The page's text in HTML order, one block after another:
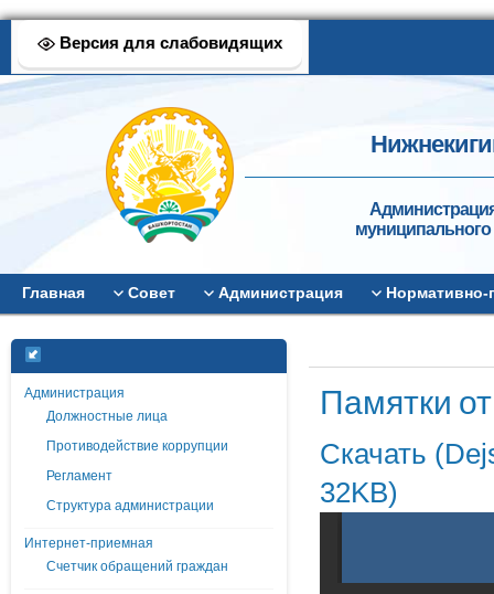
Версия для слабовидящих
муниципального
Главная Совет Администрация
Администрация
Должностные лица
Противодействие коррупции
Регламент
Структура администрации
Интернет-приемная
Счетчик обращений граждан
Памятки
Скачать
32KB)